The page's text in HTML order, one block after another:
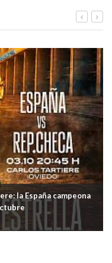
la España campeona